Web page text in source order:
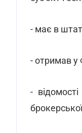
- має в
- отримав
-